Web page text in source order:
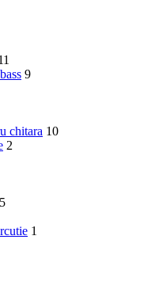
9
chitara 10
2
1